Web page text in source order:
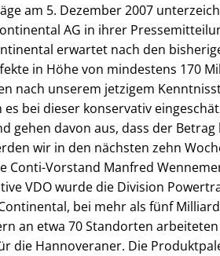
am 5. Dezember 2007
AG in ihrer
erwartet nach den
in Höhe von mindestens 170
nach unserem jetzigem
bei dieser konservativ
gehen davon aus, dass der
wir in den nächsten zehn
Conti-Vorstand Manfred
VDO wurde die Division
bei mehr als fünf
an etwa 70 Standorten
die Hannoveraner. Die